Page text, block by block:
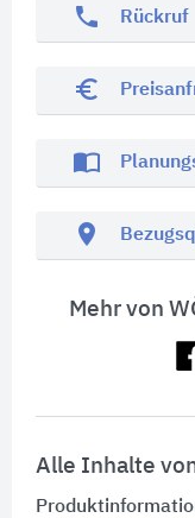
phone Rückruf
euro_symbol
import_contacts
location_on
Mehr von
Alle Inhalte